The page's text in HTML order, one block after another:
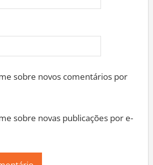
sobre novos comentários por
sobre novas publicações por e-